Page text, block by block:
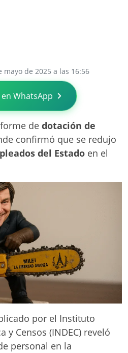
de 2025 a las 16:56
WhatsApp
de dotación de
confirmó que se redujo
del Estado en el
por el Instituto
y Censos (INDEC) reveló
personal en la